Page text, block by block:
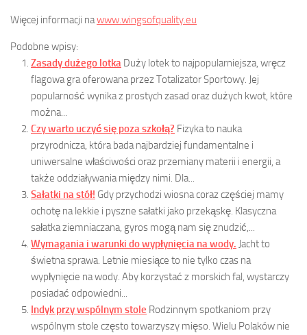
Więcej informacji nawww.wingsofquality.eu
Podobne wpisy:
Zasady dużego lotka Duży lotek to najpopularniejsza, wręcz
flagowa gra oferowana przez Totalizator Sportowy. Jej
popularność wynika z prostych zasad oraz dużych kwot, które
można...
Czy warto uczyć się poza szkołą? Fizyka to nauka
przyrodnicza, która bada najbardziej fundamentalne i
uniwersalne właściwości oraz przemiany materii i energii, a
także oddziaływania między nimi. Dla...
Sałatki na stół! Gdy przychodzi wiosna coraz częściej mamy
ochotę na lekkie i pyszne sałatki jako przekąskę. Klasyczna
sałatka ziemniaczana, gyros mogą nam się znudzić,...
Wymagania i warunki do wypłynięcia na wody. Jacht to
świetna sprawa. Letnie miesiące to nie tylko czas na
wypłynięcie na wody. Aby korzystać z morskich fal, wystarczy
posiadać odpowiedni...
Indyk przy wspólnym stole Rodzinnym spotkaniom przy
wspólnym stole często towarzyszy mięso. Wielu Polaków nie